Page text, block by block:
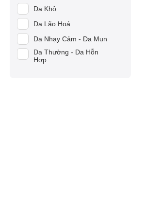
Mesoestetic
Angel's Liquid
Carlmark
LANCI
Medi-Peel
Nhật Bản
Hàn Quốc
Việt Nam
Da Khô
Da Lão Hoá
Da Nhạy Cảm - Da Mụn
Da Thường - Da Hỗn
Hợp